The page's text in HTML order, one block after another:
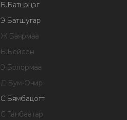
Б.Батцэцэг
Э.Батшугар
Ж.Баярмаа
Б.Бейсен
Э.Болормаа
Д.Бум-Очир
С.Бямбацогт
С.Ганбаатар